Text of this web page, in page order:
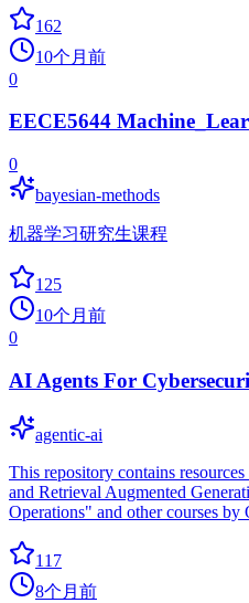
162
10个月前
0
EECE5644
0
bayesian-methods
机器学习研究生课程
125
10个月前
0
AI Agents For
agentic-ai
This repository contains
and Retrieval Augmented
Operations" and other courses by
117
8个月前